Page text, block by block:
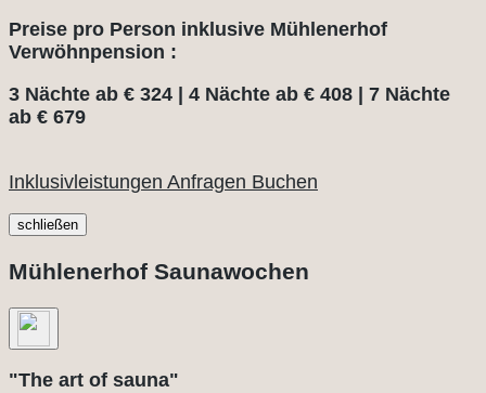
Preise pro Person inklusive Mühlenerhof
Verwöhnpension :
3 Nächte ab € 324 | 4 Nächte ab € 408 | 7 Nächte
ab € 679
Inklusivleistungen Anfragen Buchen
schließen
Mühlenerhof Saunawochen
"The art of sauna"